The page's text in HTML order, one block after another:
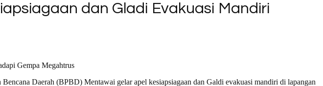
dan Gladi Evakuasi Mandiri
Daerah (BPBD) Mentawai gelar apel kesiapsiagaan dan Galdi evakuasi mandiri di lapangan